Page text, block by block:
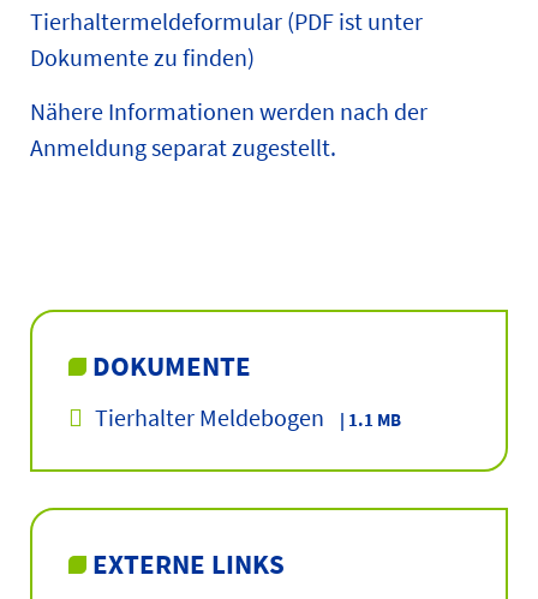
Tierhaltermeldeformular (PDF ist unter
Dokumente zu finden)
Nähere Informationen werden nach der
Anmeldung separat zugestellt.
DOKUMENTE
Tierhalter Meldebogen | 1.1 MB
EXTERNE LINKS